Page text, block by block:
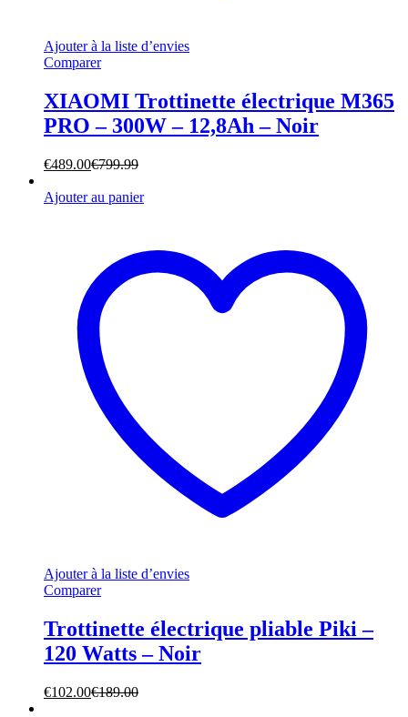
Ajouter à la liste d’envies
Comparer
XIAOMI Trottinette électrique M365
PRO – 300W – 12,8Ah – Noir
€489.00€799.99
Ajouter au panier
Ajouter à la liste d’envies
Comparer
Trottinette électrique pliable Piki –
120 Watts – Noir
€102.00€189.00